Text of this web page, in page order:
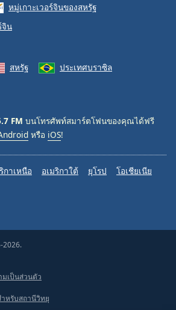
หมู่เกาะเวอร์จินของสหรัฐ
จิน
สหรัฐ
ประเทศบราซิล
FM บนโทรศัพท์สมาร์ตโฟนของคุณได้ฟรี
หรือ iOS!
กาเหนือ อเมริกาใต้ ยุโรป โอเชียเนีย
2026.
มเป็นส่วนตัว
ำหรับสถานีวิทยุ